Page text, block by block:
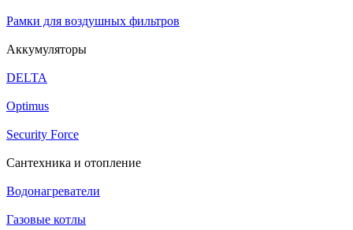
Рамки для воздушных фильтров
Аккумуляторы
DELTA
Optimus
Security Force
Сантехника и отопление
Водонагреватели
Газовые котлы